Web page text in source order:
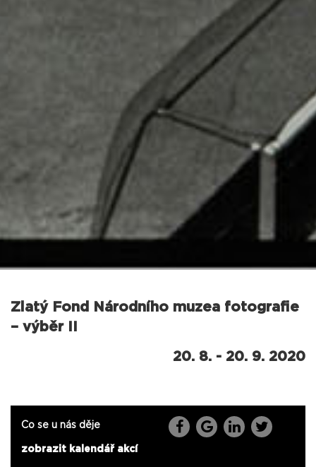
Zlatý Fond Národního muzea fotografie
– výběr II
20. 8. - 20. 9. 2020
Co se u nás děje
zobrazit kalendář akcí